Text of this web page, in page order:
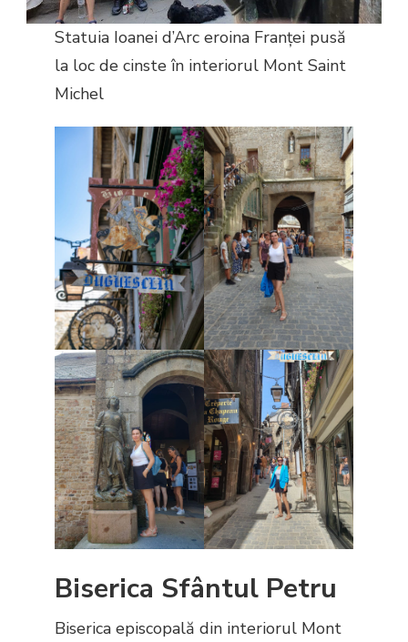
Statuia Ioanei d’Arc eroina Franței pusă
la loc de cinste în interiorul Mont Saint
Michel
Biserica Sfântul Petru
Biserica episcopală din interiorul Mont